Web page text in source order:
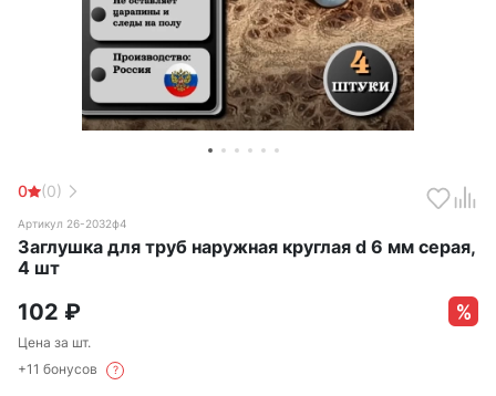
0 (0)
Артикул 26-2032ф4
Заглушка для труб наружная круглая d 6 мм серая,
4 шт
102 ₽
Цена за шт.
+11 бонусов
?